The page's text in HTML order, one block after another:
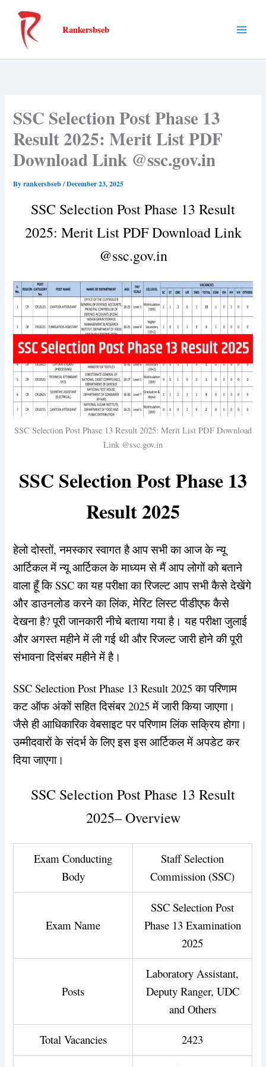
content
Rankersbseb
SSC Selection Post Phase 13
Result 2025: Merit List PDF
Download Link @ssc.gov.in
Byrankersbseb/December 23, 2025
SSC Selection Post Phase 13 Result
2025: Merit List PDF Download Link
@ssc.gov.in
SSC Selection Post Phase 13 Result 2025: Merit List PDF Download
Link @ssc.gov.in
SSC Selection Post Phase 13
Result 2025
हेलो दोस्तों, नमस्कार स्वागत है आप सभी का आज के न्यू
आर्टिकल में न्यू आर्टिकल के माध्यम से मैं आप लोगों को बताने
वाला हूँ कि SSC का यह परीक्षा का रिजल्ट आप सभी कैसे देखेंगे
और डाउनलोड करने का लिंक, मेरिट लिस्ट पीडीएफ कैसे
देखना है? पूरी जानकारी नीचे बताया गया है। यह परीक्षा जुलाई
और अगस्त महीने में ली गई थी और रिजल्ट जारी होने की पूरी
संभावना दिसंबर महीने में है।
SSC Selection Post Phase 13 Result 2025 का परिणाम
कट ऑफ अंकों सहित दिसंबर 2025 में जारी किया जाएगा।
जैसे ही आधिकारिक वेबसाइट पर परिणाम लिंक सक्रिय होगा।
उम्मीदवारों के संदर्भ के लिए इस इस आर्टिकल में अपडेट कर
दिया जाएगा।
SSC Selection Post Phase 13 Result
2025– Overview
Exam Conducting
Body
Staff Selection
Commission (SSC)
Exam Name
SSC Selection Post
Phase 13 Examination
2025
Posts
Laboratory Assistant,
Deputy Ranger, UDC
and Others
Total Vacancies 2423